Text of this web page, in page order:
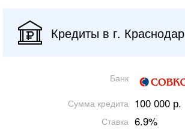
Кредиты в г. Краснодар
Банк
Сумма кредита 100 000 р.
Ставка 6.9%